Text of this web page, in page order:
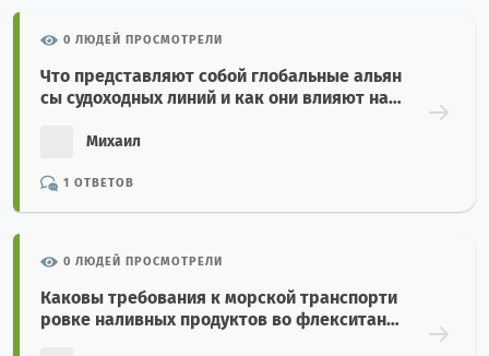
0 ЛЮДЕЙ ПРОСМОТРЕЛИ
Что представляют собой глобальные альян
сы судоходных линий и как они влияют на с
Михаил
1 ОТВЕТОВ
0 ЛЮДЕЙ ПРОСМОТРЕЛИ
Каковы требования к морской транспорти
ровке наливных продуктов во флекситанк